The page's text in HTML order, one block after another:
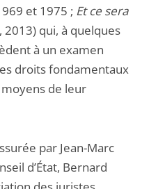
et 1975 ; Et ce sera
, 2013) qui, à quelques
à un examen
droits fondamentaux
de leur
par Jean-Marc
d’État, Bernard